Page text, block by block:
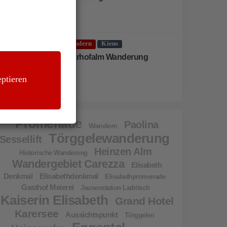
Wandern Kiens
Moarhofalm Wanderung
Promenade Wandern
Paolina
Sessellift
Törggelewanderung
Historische Wanderung Heinzen Alm
Wandergebiet Carezza
Elisabeth
Denkmal
Elisabethdenkmal Elisabethpromenade
Gasthof Meierei Jausenstation Ladritsch
Kaiserin Elisabeth
Grand Hotel
Karersee
Aussichtspunkt Törggelen